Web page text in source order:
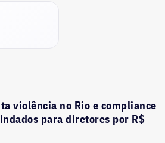
violência no Rio e compliance
para diretores por R$